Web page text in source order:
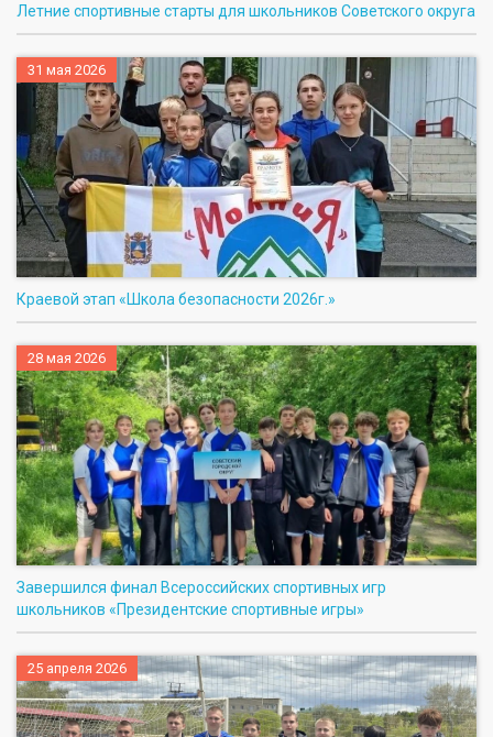
Летние спортивные старты для школьников Советского округа
31 мая 2026
Краевой этап «Школа безопасности 2026г.»
28 мая 2026
Завершился финал Всероссийских спортивных игр
школьников «Президентские спортивные игры»
25 апреля 2026